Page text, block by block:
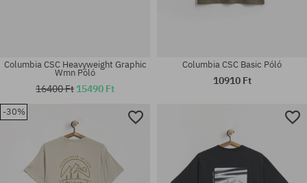
Elérhető méretek:
Columbia CSC Heavyweight Graphic
Wmn Póló
16400 Ft 15490 Ft
Columbia CSC Basic Póló
10910 Ft
-30%